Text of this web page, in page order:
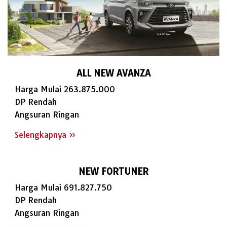
ALL NEW AVANZA
Harga Mulai 263.875.000
DP Rendah
Angsuran Ringan
Selengkapnya »
NEW FORTUNER
Harga Mulai 691.827.750
DP Rendah
Angsuran Ringan